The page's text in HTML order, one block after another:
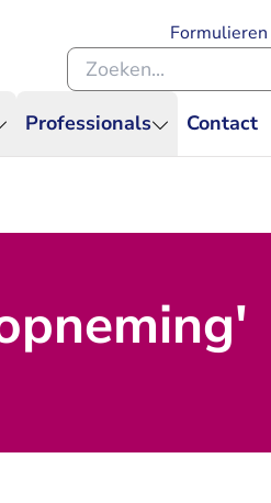
Professionals Contact
Zoeken binnen de